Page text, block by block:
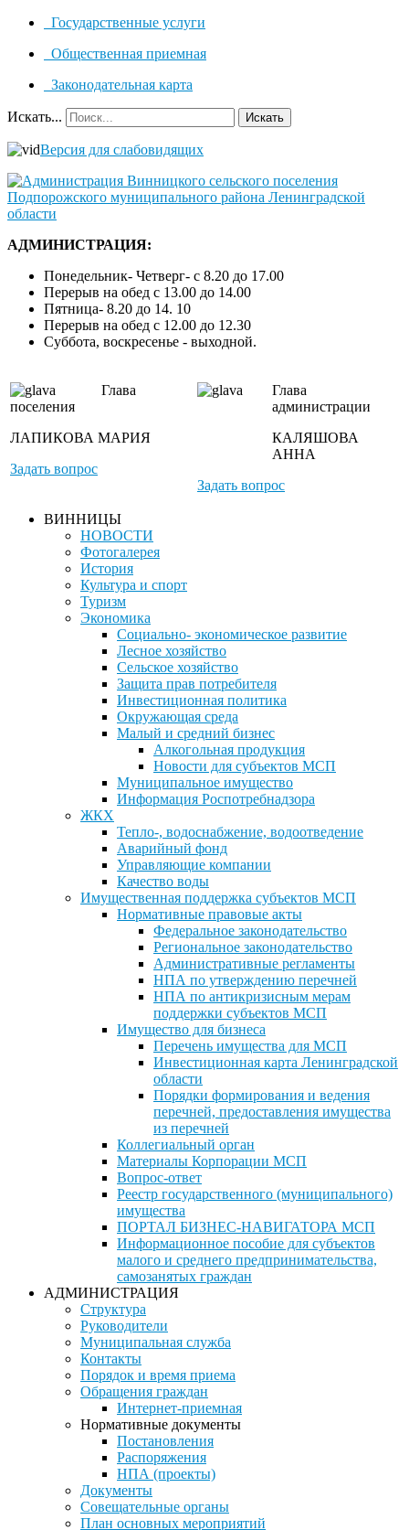
Государственные услуги
Общественная приемная
Законодательная карта
Искать... Искать
Версия для слабовидящих
АДМИНИСТРАЦИЯ:
Понедельник- Четверг- с 8.20 до 17.00
Перерыв на обед с 13.00 до 14.00
Пятница- 8.20 до 14. 10
Перерыв на обед с 12.00 до 12.30
Суббота, воскресенье - выходной.
Глава
поселения
ЛАПИКОВА МАРИЯ
Задать вопрос
Глава
администрации
КАЛЯШОВА
АННА
Задать вопрос
ВИННИЦЫ
НОВОСТИ
Фотогалерея
История
Культура и спорт
Туризм
Экономика
Социально- экономическое развитие
Лесное хозяйство
Сельское хозяйство
Защита прав потребителя
Инвестиционная политика
Окружающая среда
Малый и средний бизнес
Алкогольная продукция
Новости для субъектов МСП
Муниципальное имущество
Информация Роспотребнадзора
ЖКХ
Тепло-, водоснабжение, водоотведение
Аварийный фонд
Управляющие компании
Качество воды
Имущественная поддержка субъектов МСП
Нормативные правовые акты
Федеральное законодательство
Региональное законодательство
Административные регламенты
НПА по утверждению перечней
НПА по антикризисным мерам
поддержки субъектов МСП
Имущество для бизнеса
Перечень имущества для МСП
Инвестиционная карта Ленинградской
области
Порядки формирования и ведения
перечней, предоставления имущества
из перечней
Коллегиальный орган
Материалы Корпорации МСП
Вопрос-ответ
Реестр государственного (муниципального)
имущества
ПОРТАЛ БИЗНЕС-НАВИГАТОРА МСП
Информационное пособие для субъектов
малого и среднего предпринимательства,
самозанятых граждан
АДМИНИСТРАЦИЯ
Структура
Руководители
Муниципальная служба
Контакты
Порядок и время приема
Обращения граждан
Интернет-приемная
Нормативные документы
Постановления
Распоряжения
НПА (проекты)
Документы
Совещательные органы
План основных мероприятий